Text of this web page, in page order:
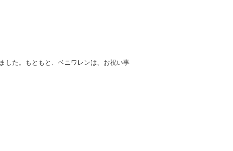
した。もともと、ベニワレンは、お祝い事